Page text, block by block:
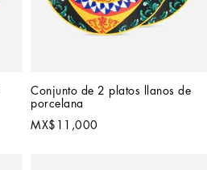
Conjunto de 2 platos llanos de
porcelana
MX$11,000